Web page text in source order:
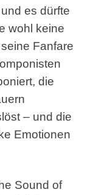
es dürfte
wohl keine
Fanfare
die
– und die
Emotionen
Sound of